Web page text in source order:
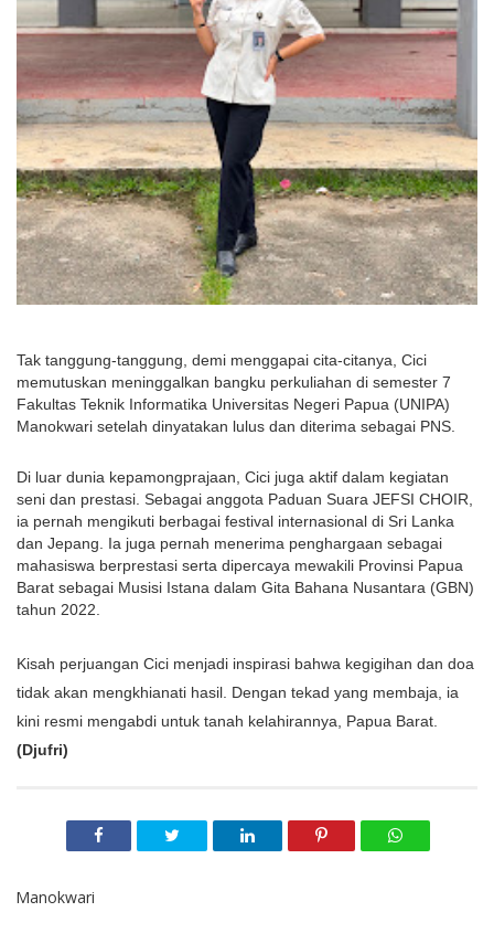
Tak tanggung-tanggung, demi menggapai cita-citanya, Cici
memutuskan meninggalkan bangku perkuliahan di semester 7
Fakultas Teknik Informatika Universitas Negeri Papua (UNIPA)
Manokwari setelah dinyatakan lulus dan diterima sebagai PNS.
Di luar dunia kepamongprajaan, Cici juga aktif dalam kegiatan
seni dan prestasi. Sebagai anggota Paduan Suara JEFSI CHOIR,
ia pernah mengikuti berbagai festival internasional di Sri Lanka
dan Jepang. Ia juga pernah menerima penghargaan sebagai
mahasiswa berprestasi serta dipercaya mewakili Provinsi Papua
Barat sebagai Musisi Istana dalam Gita Bahana Nusantara (GBN)
tahun 2022.
Kisah perjuangan Cici menjadi inspirasi bahwa kegigihan dan doa
tidak akan mengkhianati hasil. Dengan tekad yang membaja, ia
(Djufri)
Manokwari